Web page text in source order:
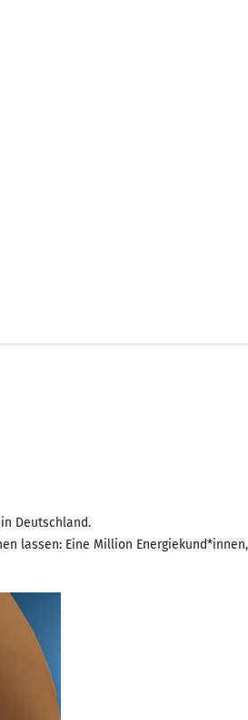
Deutschland.
lassen: Eine Million